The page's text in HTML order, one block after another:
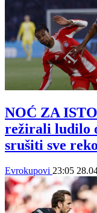
NOĆ ZA
režirali ludilo
srušiti sve
Evrokupovi 23:05